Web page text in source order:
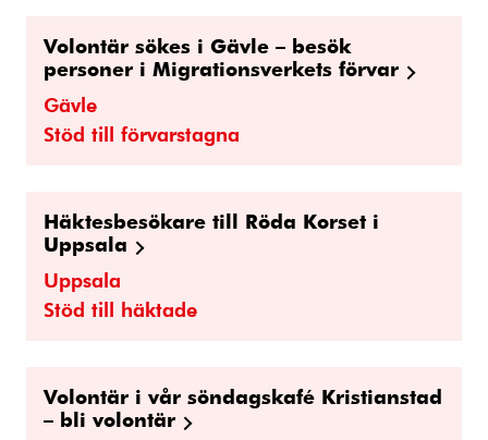
Volontär sökes i Gävle – besök
personer i Migrationsverkets förvar
Gävle
Stöd till förvarstagna
Häktesbesökare till Röda Korset i
Uppsala
Uppsala
Stöd till häktade
Volontär i vår söndagskafé Kristianstad
– bli volontär